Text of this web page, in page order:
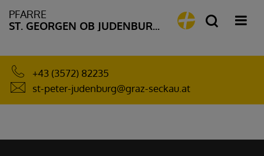
PFARRE
ST. GEORGEN OB JUDENBURG
+43 (3572) 82235
st-peter-judenburg@graz-seckau.at